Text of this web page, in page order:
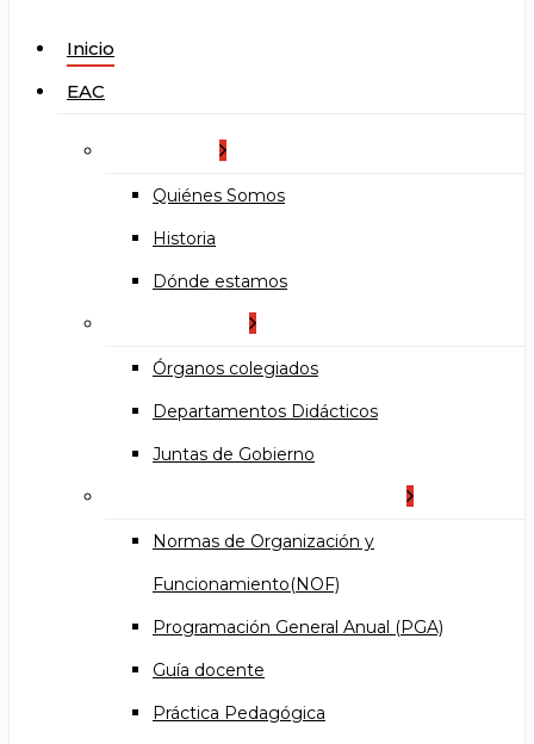
search
Menu
Inicio
EAC
Quiénes Somos
Historia
Dónde estamos
Órganos colegiados
Departamentos Didácticos
Juntas de Gobierno
Normas de Organización y
Funcionamiento(NOF)
Programación General Anual (PGA)
Guía docente
Práctica Pedagógica